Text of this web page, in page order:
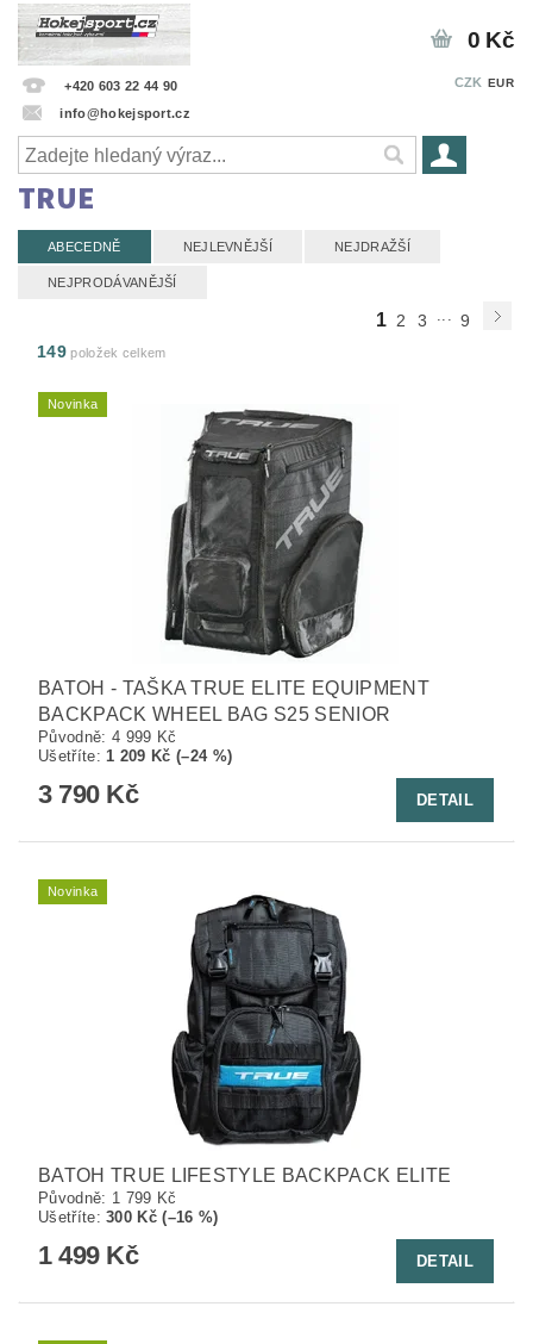
+420 603 22 44 90
info@hokejsport.cz
CZK EUR
0 Kč
TRUE
ABECEDNĚ NEJLEVNĚJŠÍ NEJDRAŽŠÍ
NEJPRODÁVANĚJŠÍ
1 2 3 ... 9
149položek celkem
Novinka
BATOH - TAŠKA TRUE ELITE EQUIPMENT
BACKPACK WHEEL BAG S25 SENIOR
Původně: 4 999 Kč
Ušetříte:1 209 Kč (–24 %)
3 790 Kč DETAIL
Novinka
BATOH TRUE LIFESTYLE BACKPACK ELITE
Původně: 1 799 Kč
Ušetříte:300 Kč (–16 %)
1 499 Kč DETAIL